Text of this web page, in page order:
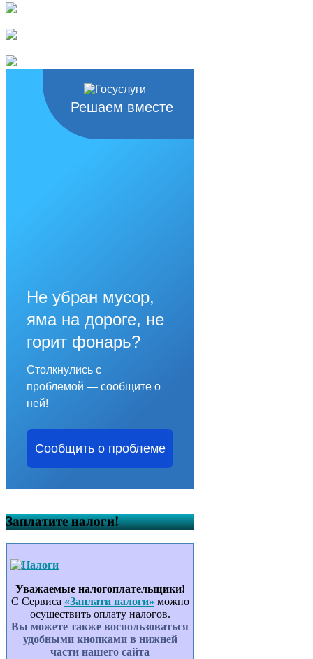
Решаем вместе
Не убран мусор,
яма на дороге, не
горит фонарь?
Столкнулись с
проблемой — сообщите о
ней!
Сообщить о проблеме
Заплатите налоги!
Уважаемые налогоплательщики!
С Сервиса «Заплати налоги» можно
осуществить оплату налогов.
Вы можете также воспользоваться
удобными кнопками в нижней
части нашего сайта